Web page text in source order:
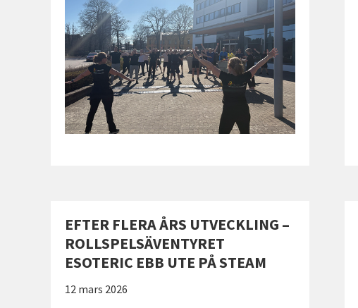
EFTER FLERA ÅRS UTVECKLING –
ROLLSPELSÄVENTYRET
ESOTERIC EBB UTE PÅ STEAM
Publicerad:
12 mars 2026